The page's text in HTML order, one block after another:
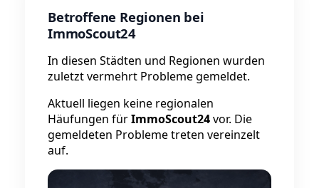
Betroffene Regionen bei
ImmoScout24
In diesen Städten und Regionen wurden
zuletzt vermehrt Probleme gemeldet.
Aktuell liegen keine regionalen
Häufungen fürImmoScout24vor. Die
gemeldeten Probleme treten vereinzelt
auf.